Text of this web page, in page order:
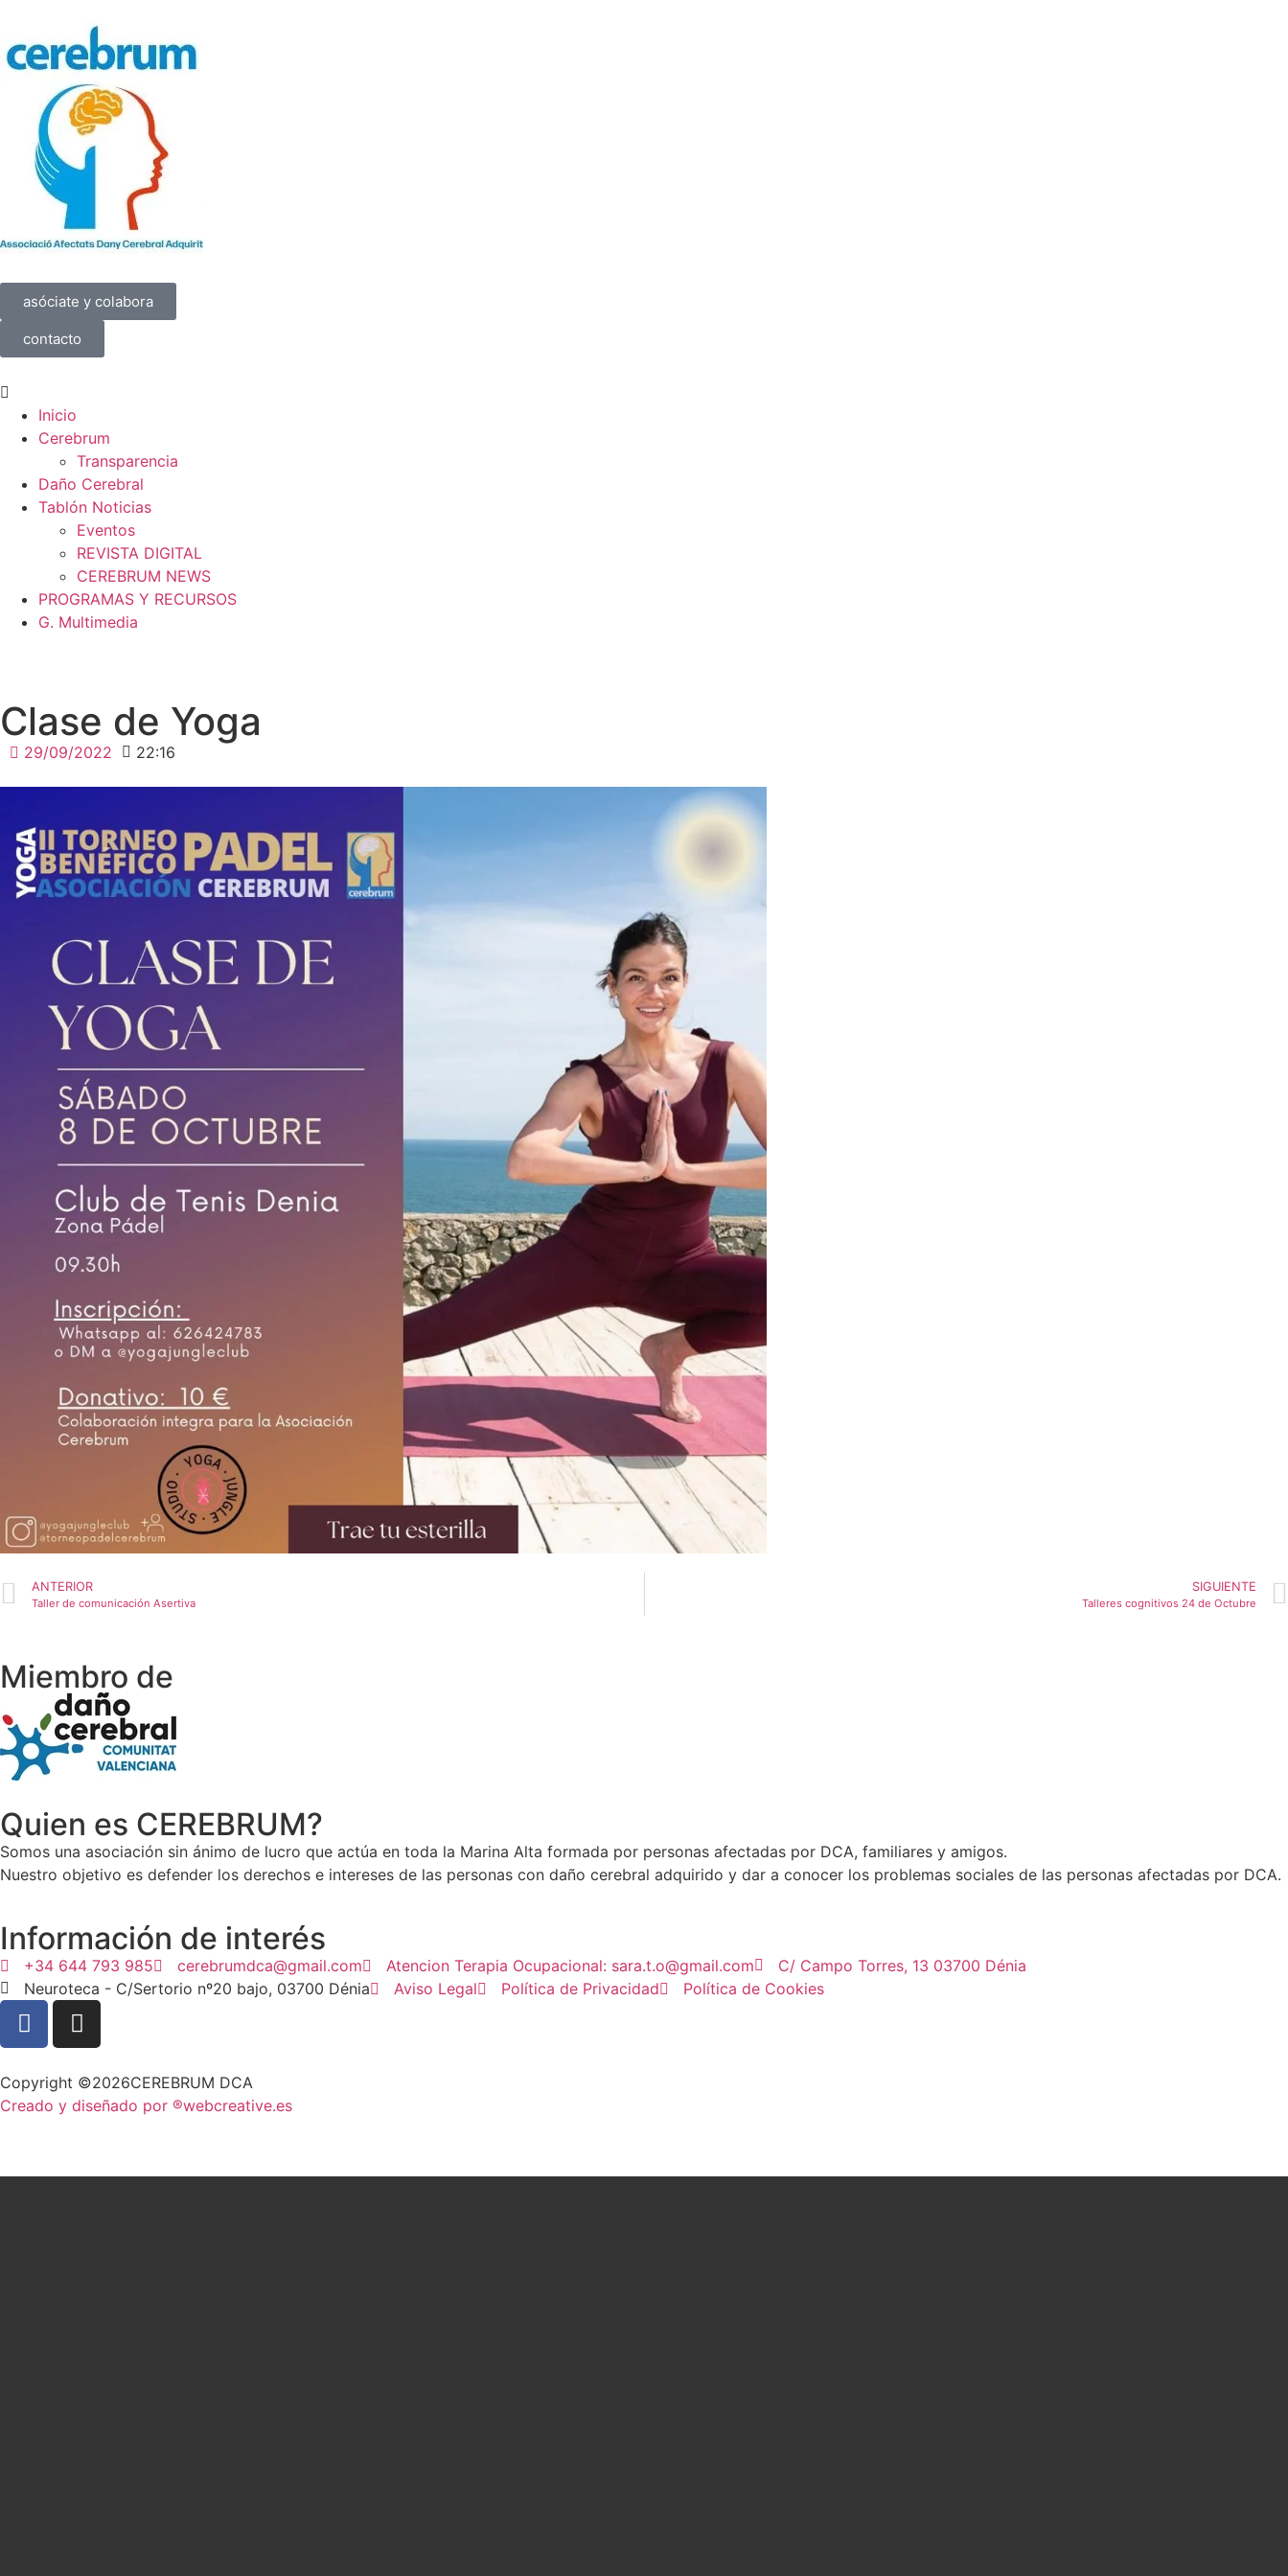
asóciate y colabora
contacto
Inicio
Cerebrum
Transparencia
Daño Cerebral
Tablón Noticias
Eventos
REVISTA DIGITAL
CEREBRUM NEWS
PROGRAMAS Y RECURSOS
G. Multimedia
Clase de Yoga
29/09/2022 22:16
ANTERIOR
Taller de comunicación Asertiva
SIGUIENTE
Talleres cognitivos 24 de Octubre
Miembro de
Quien es CEREBRUM?
Somos una asociación sin ánimo de lucro que actúa en toda la Marina Alta formada por personas afectadas por DCA, familiares y amigos.
Nuestro objetivo es defender los derechos e intereses de las personas con daño cerebral adquirido y dar a conocer los problemas sociales de las personas afectadas por DCA.
Información de interés
+34 644 793 985 cerebrumdca@gmail.com Atencion Terapia Ocupacional: sara.t.o@gmail.com
C/ Campo Torres, 13 03700 Dénia
Neuroteca - C/Sertorio nº20 bajo, 03700 Dénia
Aviso Legal Política de Privacidad Política de Cookies
Copyright ©2026CEREBRUM DCA
Creado y diseñado por ®webcreative.es